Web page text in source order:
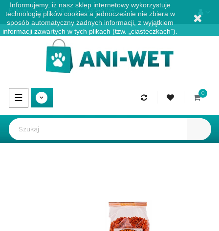
Pracujemy: pon - pt 8-16 | tel. 733 745 734
Przełącz
nawigację
☰ 0
Informujemy, iż nasz sklep internetowy wykorzystuje
technologię plików cookies a jednocześnie nie zbiera w
sposób automatyczny żadnych informacji, z wyjątkiem
informacji zawartych w tych plikach (tzw. „ciasteczkach”).